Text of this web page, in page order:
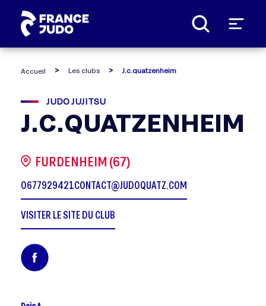
Accueil Les clubs J.c.quatzenheim
JUDO JUJITSU
J.C.QUATZENHEIM
FURDENHEIM (67)
0677929421CONTACT@JUDOQUATZ.COM
VISITER LE SITE DU CLUB